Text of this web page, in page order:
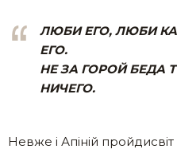
ЛЮБИ ЕГО, ЛЮБИ
ЕГО.
НЕ ЗА ГОРОЙ БЕДА
НИЧЕГО.
Невже і Апіній